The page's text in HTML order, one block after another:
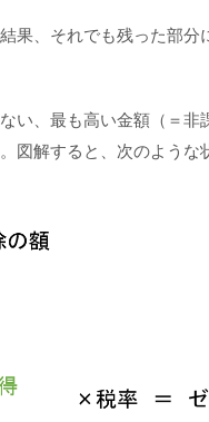
果、それでも残った部分
い、最も高い金額（＝非
図解すると、次のような